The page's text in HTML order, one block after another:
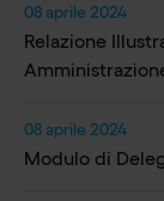
08 aprile 2024
Relazione
08 aprile 2024
Modulo di